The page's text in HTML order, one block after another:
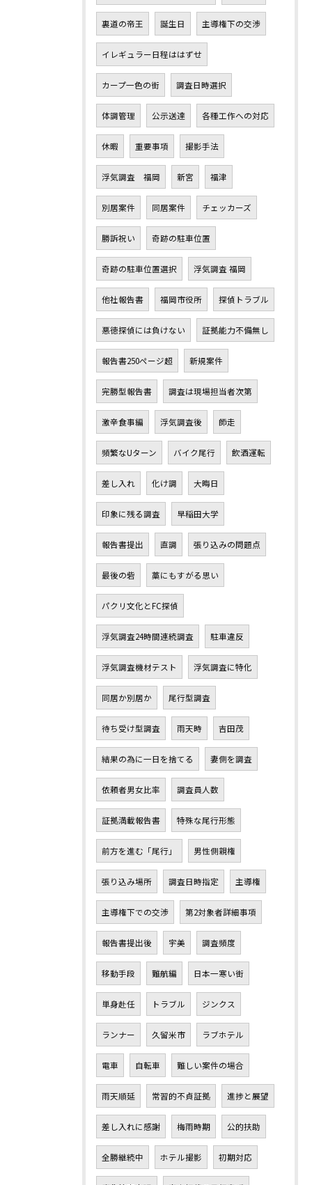
裏道の帝王 誕生日 主導権下の交渉
イレギュラー日程ははずせ
カープ一色の街 調査日時選択
体調管理 公示送達 各種工作への対応
休暇 重要事項 撮影手法
浮気調査 福岡 新宮 福津
別居案件 同居案件 チェッカーズ
勝訴祝い 奇跡の駐車位置
奇跡の駐車位置選択 浮気調査 福岡
他社報告書 福岡市役所 探偵トラブル
悪徳探偵には負けない 証拠能力不備無し
報告書250ページ超 新規案件
完勝型報告書 調査は現場担当者次第
激辛食事編 浮気調査後 師走
頻繁なUターン バイク尾行 飲酒運転
差し入れ 化け調 大晦日
印象に残る調査 早稲田大学
報告書提出 直調 張り込みの問題点
最後の砦 藁にもすがる思い
パクリ文化とFC探偵
浮気調査24時間連続調査 駐車違反
浮気調査機材テスト 浮気調査に特化
同居か別居か 尾行型調査
待ち受け型調査 雨天時 吉田茂
結果の為に一日を捨てる 妻側を調査
依頼者男女比率 調査員人数
証拠満載報告書 特殊な尾行形態
前方を進む「尾行」 男性側親権
張り込み場所 調査日時指定 主導権
主導権下での交渉 第2対象者詳細事項
報告書提出後 宇美 調査頻度
移動手段 難航編 日本一寒い街
単身赴任 トラブル ジンクス
ランナー 久留米市 ラブホテル
電車 自転車 難しい案件の場合
雨天順延 常習的不貞証拠 進捗と展望
差し入れに感謝 梅雨時期 公的扶助
全勝継続中 ホテル撮影 初期対応